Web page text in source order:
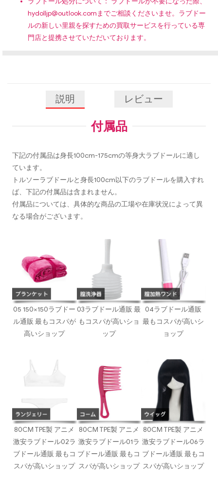
hydolljp@outlook.comまでご相談くださいませ。ラブドー
ルの新しい里親を探すための買取サービスを行っている専
門店と提携させていただいております。
説明 レビュー
付属品
下記の付属品は身長100cm-175cmの等身大ラブドールに適し
ています。
トルソーラブドールと身長100cm以下のラブドールを購入すれ
ば、下記の付属品は含まれません。
付属品については、具体的な商品の工場や在庫状況によって異
なる場合がございます。
05 150×150ラブドー
ル通販 最もコスパが
高いショップ
03ラブドール通販 最
もコスパが高いショ
ップ
04ラブドール通販
最もコスパが高いシ
ョップ
80CM TPE製 アニメ
激安ラブドール02ラ
ブドール通販 最もコ
スパが高いショップ
80CM TPE製 アニメ
激安ラブドール01ラ
ブドール通販 最もコ
スパが高いショップ
80CM TPE製 アニメ
激安ラブドール06ラ
ブドール通販 最もコ
スパが高いショップ